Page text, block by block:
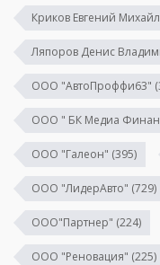
Криков Евгений
Ляпоров Денис
ООО "АвтоПроффи63"
ООО " БК Медиа
ООО "Галеон" (395)
ООО "ЛидерАвто" (729)
ООО"Партнер" (224)
ООО "Реновация" (225)